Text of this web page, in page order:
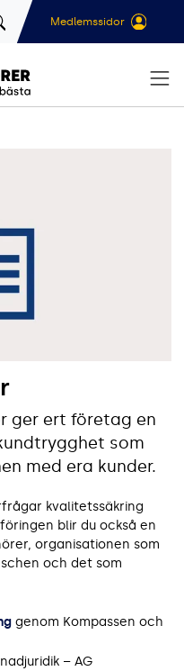
Sök Medlemssidor
ger ert företag en
som
med era kunder.
kvalitetssäkring
blir du också en
organisationen som
och det som
genom Kompassen och
– AG